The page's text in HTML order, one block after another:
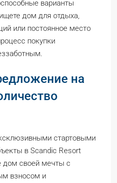
варианты
дом для отдыха,
или постоянное место
покупки
на
стартовыми
в Scandic Resort
дом своей мечты с
взносом и